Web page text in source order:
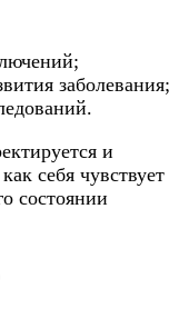
заболевания;
и
себя чувствует
состоянии